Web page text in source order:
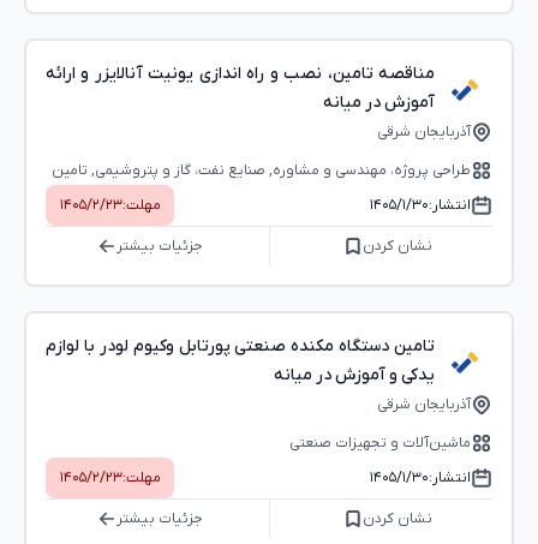
مناقصه تامین، نصب و راه اندازی یونیت آنالایزر و ارائه
آموزش در میانه
آذربایجان شرقی
طراحی پروژه، مهندسی و مشاوره, صنایع نفت، گاز و پتروشیمی, تامین
نیروی انسانی و خدمات عمومی
انتشار:۱۴۰۵/۱/۳۰ مهلت:۱۴۰۵/۲/۲۳
نشان کردن جزئیات بیشتر
تامین دستگاه مکنده صنعتی پورتابل وکیوم لودر با لوازم
یدکی و آموزش در میانه
آذربایجان شرقی
ماشین‌آلات و تجهیزات صنعتی
انتشار:۱۴۰۵/۱/۳۰ مهلت:۱۴۰۵/۲/۲۳
نشان کردن جزئیات بیشتر